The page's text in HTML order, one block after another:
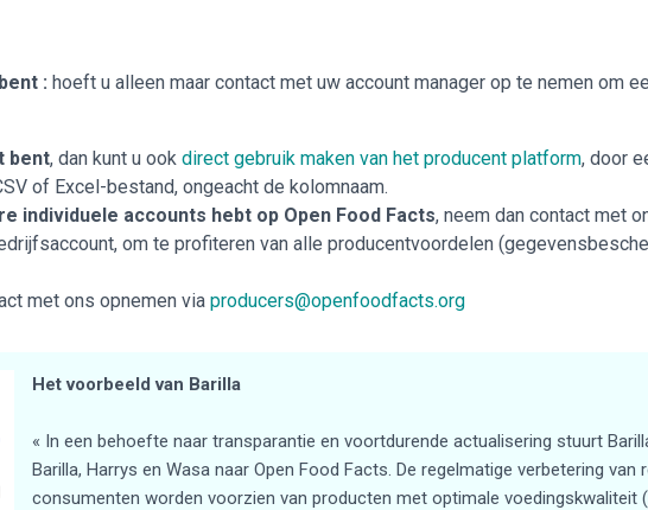
: hoeft u alleen maar contact met uw account manager op te nemen om
bent, dan kunt u ookdirect gebruik maken van het producent platform, door
of Excel-bestand, ongeacht de kolomnaam.
individuele accounts hebt op Open Food Facts, neem dan contact met
om te profiteren van alle producentvoordelen
met ons opnemen viaproducers@openfoodfacts.org
Het voorbeeld van Barilla
« In een behoefte naar transparantie en voortdurende actualisering stuurt
Barilla, Harrys en Wasa naar Open Food Facts. De regelmatige verbetering
consumenten worden voorzien van producten met optimale voedingskwaliteit